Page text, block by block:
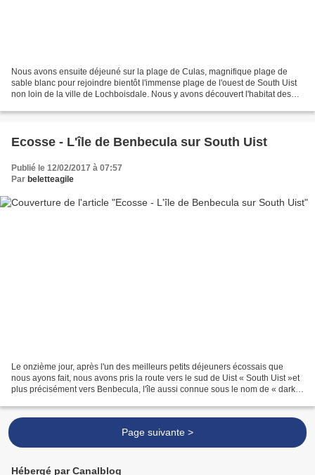
Nous avons ensuite déjeuné sur la plage de Culas, magnifique plage de
sable blanc pour rejoindre bientôt l'immense plage de l'ouest de South Uist
non loin de la ville de Lochboisdale. Nous y avons découvert l'habitat des
Ecosse - L'île de Benbecula sur South Uist
Publié le 12/02/2017 à 07:57
Par beletteagile
Le onzième jour, après l'un des meilleurs petits déjeuners écossais que
nous ayons fait, nous avons pris la route vers le sud de Uist « South Uist »et
plus précisément vers Benbecula, l'île aussi connue sous le nom de « dark
Page suivante >
Hébergé par Canalblog